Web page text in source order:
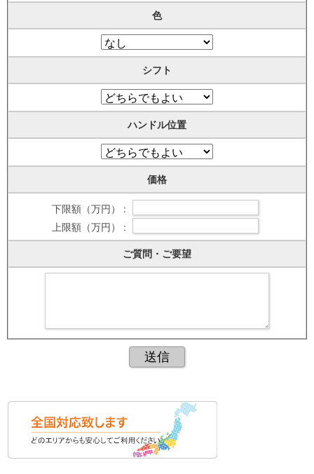
色
シフト
ハンドル位置
価格
下限額（万円） :
上限額（万円） :
ご質問・ご要望